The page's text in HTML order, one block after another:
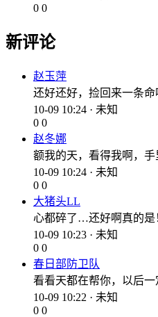
0 0
新评论
赵玉萍
还好还好，捡回来一条命
10-09 10:24 · 未知
0 0
赵冬娜
额我的天，看得我啊，手
10-09 10:24 · 未知
0 0
大猪头LL
心都碎了…还好啊真的是
10-09 10:23 · 未知
0 0
春日部防卫队
看看天都在帮你，以后一
10-09 10:22 · 未知
0 0